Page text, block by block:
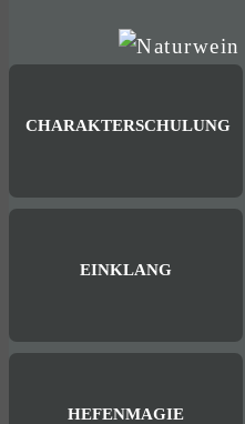
CHARAKTERSCHULUNG
EINKLANG
HEFENMAGIE